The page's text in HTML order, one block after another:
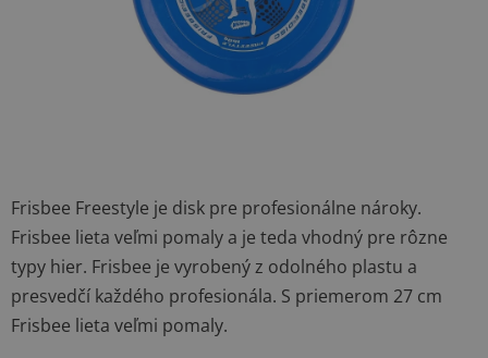
Frisbee Freestyle je disk pre profesionálne nároky.
Frisbee lieta veľmi pomaly a je teda vhodný pre rôzne
typy hier. Frisbee je vyrobený z odolného plastu a
presvedčí každého profesionála. S priemerom 27 cm
Frisbee lieta veľmi pomaly.